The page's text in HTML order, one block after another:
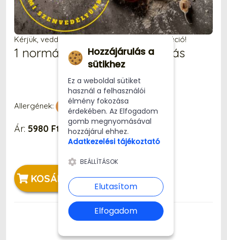
Kérjük, vedd figyelembe, hogy a fotó illusztráció!
1 normál Páros Sonkás-Sonkás
Allergének:
Ár: 5980 Ft
KOSÁRBA
Hozzájárulás a
sütikhez
Ez a weboldal sütiket
használ a felhasználói
élmény fokozása
érdekében. Az Elfogadom
gomb megnyomásával
hozzájárul ehhez.
Adatkezelési tájékoztató
BEÁLLÍTÁSOK
Elutasítom
Elfogadom